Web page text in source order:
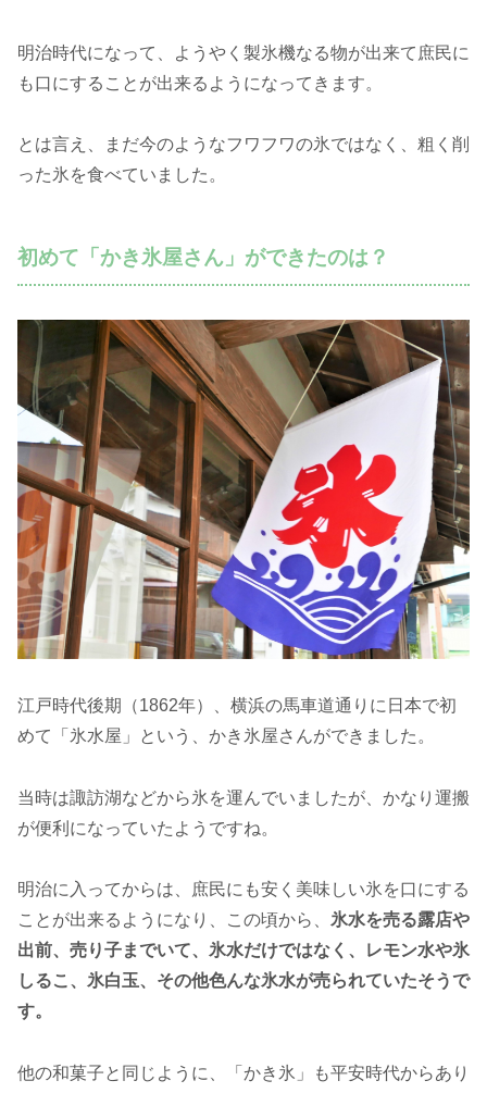
明治時代になって、ようやく製氷機なる物が出来て庶民に
も口にすることが出来るようになってきます。
とは言え、まだ今のようなフワフワの氷ではなく、粗く削
った氷を食べていました。
初めて「かき氷屋さん」ができたのは？
江戸時代後期（1862年）、横浜の馬車道通りに日本で初
めて「氷水屋」という、かき氷屋さんができました。
当時は諏訪湖などから氷を運んでいましたが、かなり運搬
が便利になっていたようですね。
明治に入ってからは、庶民にも安く美味しい氷を口にする
ことが出来るようになり、この頃から、 氷水を売る露店や
出前、売り子までいて、氷水だけではなく、レモン水や氷
しるこ、氷白玉、その他色んな氷水が売られていたそうで
す。
他の和菓子と同じように、「かき氷」も平安時代からあり